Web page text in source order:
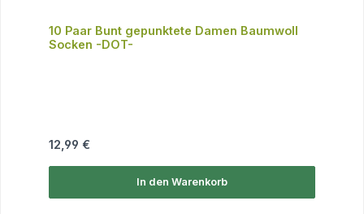
10 Paar Bunt gepunktete Damen Baumwoll
Socken -DOT-
Regulärer Preis:
12,99 €
In den Warenkorb